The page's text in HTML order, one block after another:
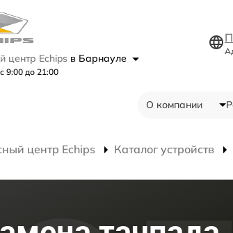
центр Echips в Барнауле
9:00 до 21:00
О компании
центр Echips Каталог устройств